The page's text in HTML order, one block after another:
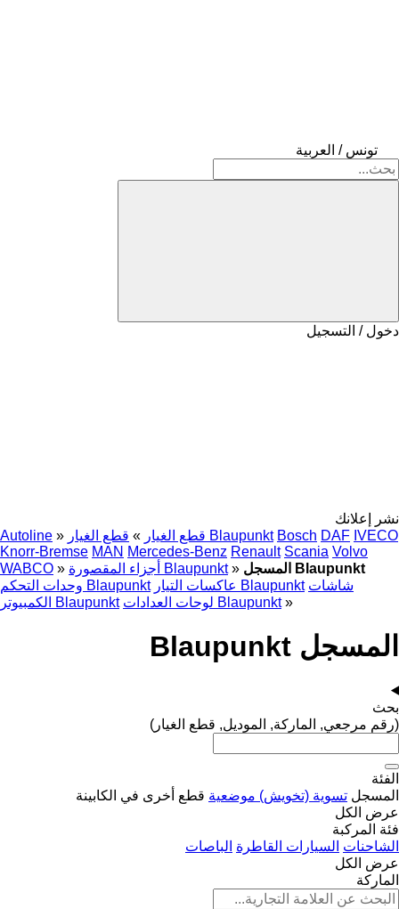
تونس / العربية
دخول / التسجيل
نشر إعلانك
Autoline » قطع الغيار » قطع الغيار Blaupunkt Bosch DAF IVECO
Knorr-Bremse MAN Mercedes-Benz Renault Scania Volvo
WABCO » أجزاء المقصورة Blaupunkt »
المسجل Blaupunkt
وحدات التحكم Blaupunkt
عاكسات التيار Blaupunkt شاشات
الكمبيوتر Blaupunkt
لوحات العدادات Blaupunkt »
المسجل Blaupunkt
بحث
(رقم مرجعي, الماركة, الموديل, قطع الغيار)
الفئة
المسجل تسوية (تخويش) موضعية قطع أخرى في الكابينة
عرض الكل
فئة المركبة
الشاحنات السيارات القاطرة الباصات
عرض الكل
الماركة